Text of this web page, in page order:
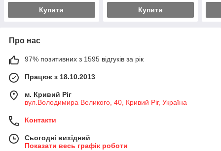
Купити Купити
Про нас
97% позитивних з 1595 відгуків за рік
Працює з 18.10.2013
м. Кривий Ріг
вул.Володимира Великого, 40, Кривий Ріг, Україна
Контакти
Сьогодні вихідний
Показати весь графік роботи